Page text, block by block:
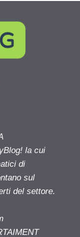
la cui
di
sul
del settore.